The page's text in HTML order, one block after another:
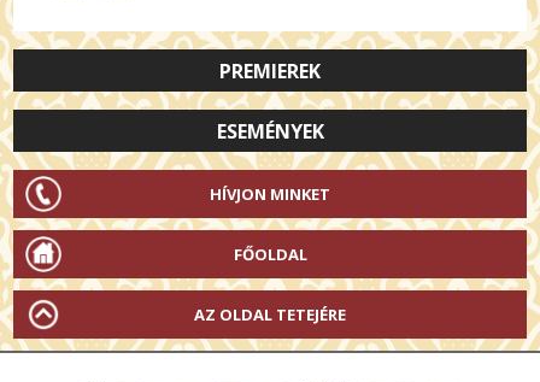
PREMIEREK
ESEMÉNYEK
HÍVJON MINKET
FŐOLDAL
AZ OLDAL TETEJÉRE